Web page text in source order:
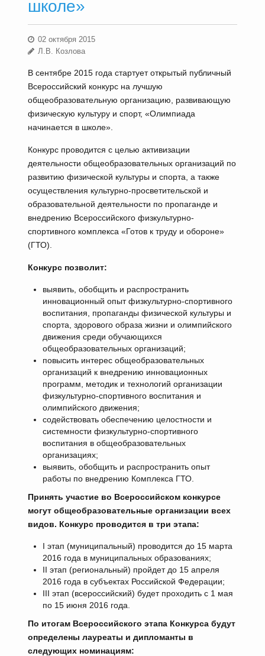
школе»
02 октября 2015
Л.В. Козлова
В сентябре 2015 года стартует открытый публичный
Всероссийский конкурс на лучшую
общеобразовательную организацию, развивающую
физическую культуру и спорт, «Олимпиада
начинается в школе».
Конкурс проводится с целью активизации
деятельности общеобразовательных организаций по
развитию физической культуры и спорта, а также
осуществления культурно-просветительской и
образовательной деятельности по пропаганде и
внедрению Всероссийского физкультурно-
спортивного комплекса «Готов к труду и обороне»
(ГТО).
Конкурс позволит:
выявить, обобщить и распространить
инновационный опыт физкультурно-спортивного
воспитания, пропаганды физической культуры и
спорта, здорового образа жизни и олимпийского
движения среди обучающихся
общеобразовательных организаций;
повысить интерес общеобразовательных
организаций к внедрению инновационных
программ, методик и технологий организации
физкультурно-спортивного воспитания и
олимпийского движения;
содействовать обеспечению целостности и
системности физкультурно-спортивного
воспитания в общеобразовательных
организациях;
выявить, обобщить и распространить опыт
работы по внедрению Комплекса ГТО.
Принять участие во Всероссийском конкурсе
могут общеобразовательные организации всех
видов. Конкурс проводится в три этапа:
I этап (муниципальный) проводится до 15 марта
2016 года в муниципальных образованиях;
II этап (региональный) пройдет до 15 апреля
2016 года в субъектах Российской Федерации;
III этап (всероссийский) будет проходить с 1 мая
по 15 июня 2016 года.
По итогам Всероссийского этапа Конкурса будут
определены лауреаты и дипломанты в
следующих номинациям: